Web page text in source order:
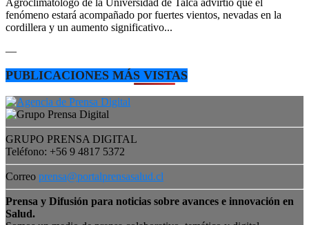
Agroclimatólogo de la Universidad de Talca advirtió que el
fenómeno estará acompañado por fuertes vientos, nevadas en la
cordillera y un aumento significativo...
—
PUBLICACIONES MÁS VISTAS
GRUPO PRENSA DIGITAL
Teléfono: +56 9 4817 5372
Correo prensa@portalprensasalud.cl
Prensa y Difusión para noticias sobre avances e innovación en
Salud.